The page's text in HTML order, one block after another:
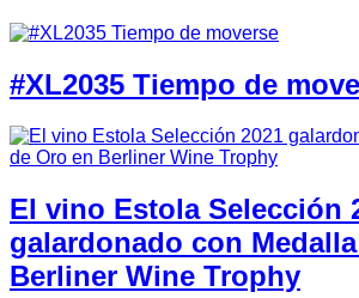
#XL2035 Tiempo de
El vino Estola Selección
galardonado con
Berliner Wine Trophy